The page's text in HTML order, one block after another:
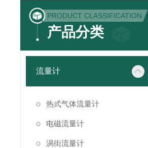
PRODUCT CLASSIFICATION
产品分类
流量计
热式气体流量计
电磁流量计
涡街流量计